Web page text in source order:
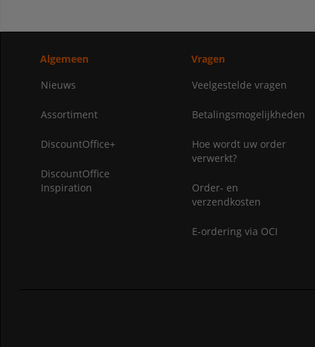
Algemeen
Nieuws
Assortiment
DiscountOffice+
DiscountOffice
Inspiration
Vragen
Veelgestelde vragen
Betalingsmogelijkheden
Hoe wordt uw order
verwerkt?
Order- en
verzendkosten
E-ordering via OCI